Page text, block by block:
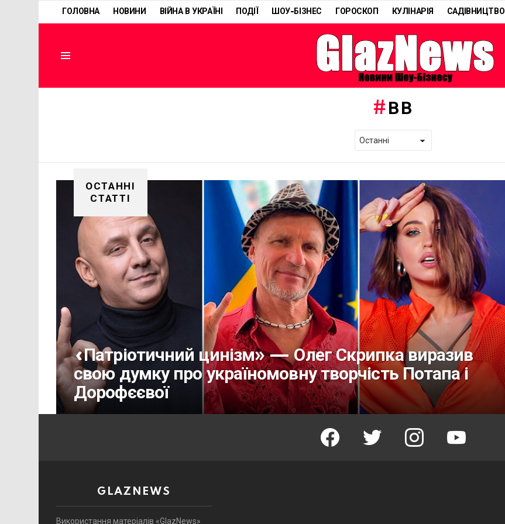
ГОЛОВНА НОВИНИ ВІЙНА В УКРАЇНІ ПОДІЇ ШОУ-БІЗНЕС ГОРОСКОП КУЛІНАРІЯ САДІВНИЦТВО
ВВ
ОСТАННІ
СТАТТІ
«Патріотичний цинізм» — Олег Скрипка виразив
свою думку про україномовну творчість Потапа і
Дорофєєвої
facebook twitter instagram youtube
GLAZNEWS
Використання матеріалів «GlazNews»